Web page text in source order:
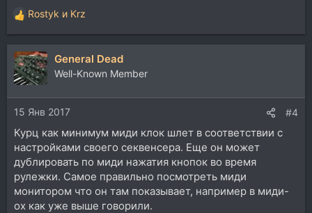
Р
е
а
к
ц
и
и
:
Rostyk и Krz
General Dead
Well-Known Member
15 Янв 2017 #4
Курц как минимум миди клок шлет в соответствии с
настройками своего секвенсера. Еще он может
дублировать по миди нажатия кнопок во время
рулежки. Самое правильно посмотреть миди
монитором что он там показывает, например в миди-
ох как уже выше говорили.